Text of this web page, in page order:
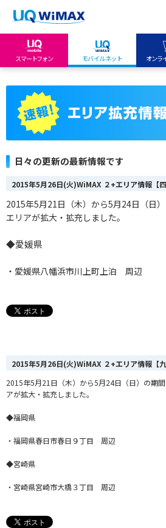
スマートフォン モバイルネット オンラ
My UQ mobile
UQ mobile
UQ WiMAX
UQ WiMAX
日々の更新の最新情報です
2015年5月26日(火)WiMAX ２+エリア情報【四
2015年5月21日（木）から5月24日（日
エリアが拡大・拡充しました。
◆愛媛県
・愛媛県八幡浜市川上町上泊 周辺
2015年5月26日(火)WiMAX ２+エリア情報【九
2015年5月21日（木）から5月24日（日）の期
アが拡大・拡充しました。
◆福岡県
・福岡県春日市春日９丁目 周辺
◆宮崎県
・宮崎県宮崎市大橋３丁目 周辺